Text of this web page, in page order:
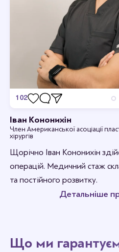
Іван Кононихін
Член Американської асоціації
хірургів
Щорічно Іван Кононихін
операцій. Медичний стаж
та постійного розвитку.
Детальніше
102
Станьте першим хто залишить
Що ми